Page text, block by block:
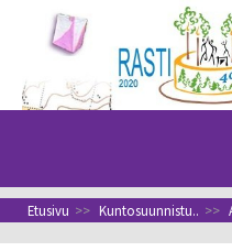
sisältöön
Etusivu >> Kuntosuunnistu.. >>